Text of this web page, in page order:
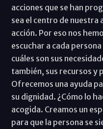
acciones que se han
sea el centro de nuestra
acción. Por eso nos
escuchar a cada
cuáles son sus
también, sus recursos y
Ofrecemos una ayuda
su dignidad. ¿Cómo lo
acogida. Creamos un
para que la persona se